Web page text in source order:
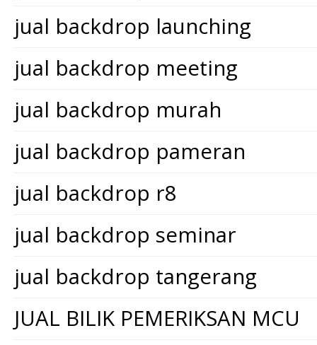
jual backdrop launching
jual backdrop meeting
jual backdrop murah
jual backdrop pameran
jual backdrop r8
jual backdrop seminar
jual backdrop tangerang
JUAL BILIK PEMERIKSAN MCU